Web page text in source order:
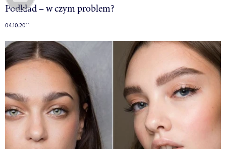
Podkład – w czym problem?
04.10.2011